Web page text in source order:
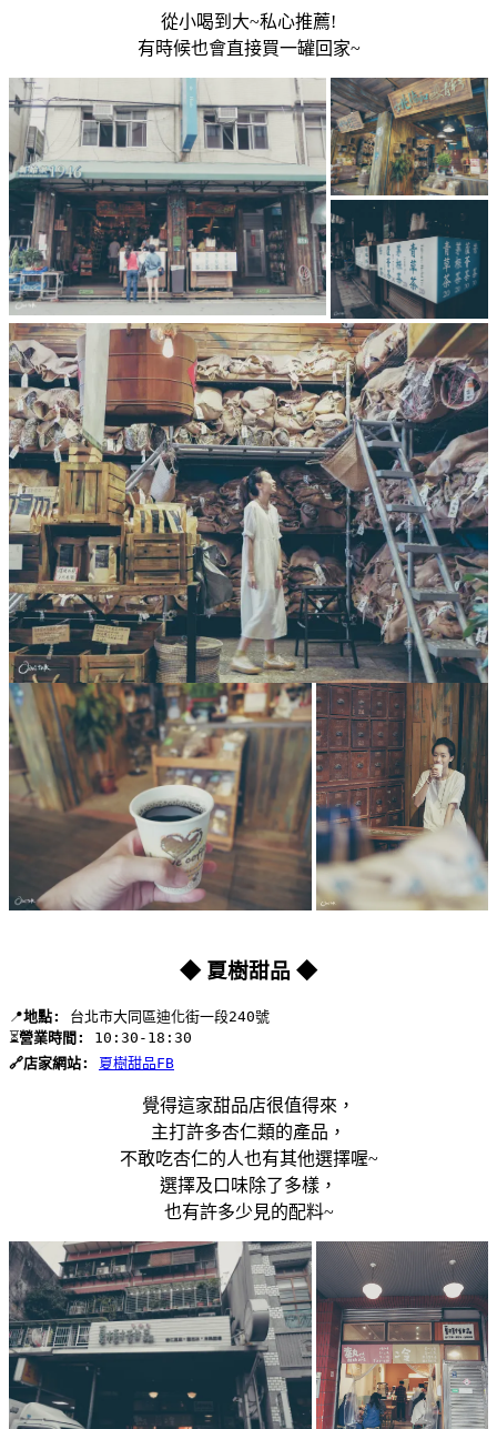
從小喝到大~私心推薦!
有時候也會直接買一罐回家~
◆ 夏樹甜品 ◆
📍地點:
台北市大同區迪化街一段240號
⏳營業時間:
10:30-18:30
🔗店家網站:
夏樹甜品FB
覺得這家甜品店很值得來，
主打許多杏仁類的產品，
不敢吃杏仁的人也有其他選擇喔~
選擇及口味除了多樣，
也有許多少見的配料~